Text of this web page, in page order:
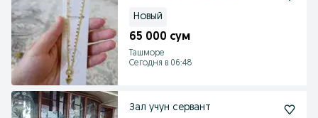
Новый
65 000 сум
Ташморе
Сегодня в 06:48
Зал учун сервант